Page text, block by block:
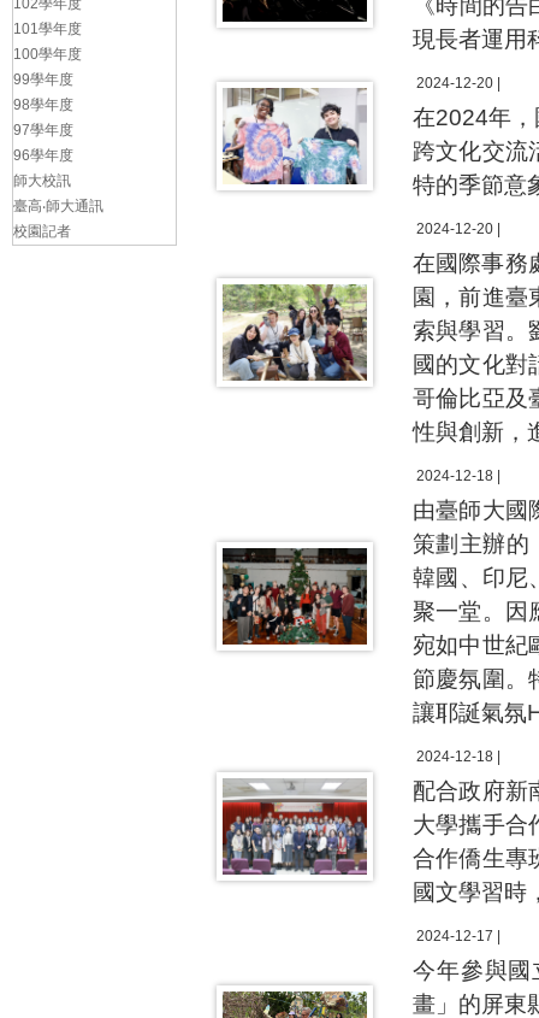
《時間的
現長者運用
2024-12-20 |
在2024年
跨文化交流
特的季節意
2024-12-20 |
在國際事務
園，前進臺
索與學習。
國的文化對
哥倫比亞及
性與創新，
2024-12-18 |
由臺師大國
策劃主辦的
韓國、印尼
聚一堂。因
宛如中世紀
節慶氛圍。
讓耶誕氣氛
2024-12-18 |
配合政府新
大學攜手合
合作僑生專
國文學習時
2024-12-17 |
今年參與國
畫」的屏東
102學年度
101學年度
100學年度
99學年度
98學年度
97學年度
96學年度
師大校訊
臺高‧師大通訊
校園記者